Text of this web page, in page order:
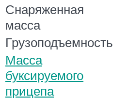
Снаряженная
масса
Грузоподъемность
Масса
буксируемого
прицепа